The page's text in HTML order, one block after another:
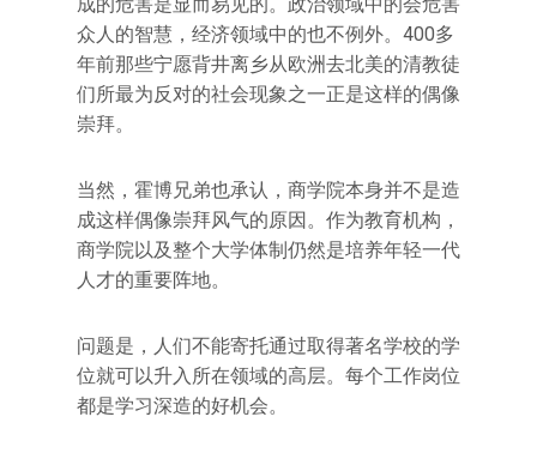
众人的智慧，经济领域中的也不例外。400多
年前那些宁愿背井离乡从欧洲去北美的清教徒
们所最为反对的社会现象之一正是这样的偶像
崇拜。
当然，霍博兄弟也承认，商学院本身并不是造
成这样偶像崇拜风气的原因。作为教育机构，
商学院以及整个大学体制仍然是培养年轻一代
人才的重要阵地。
问题是，人们不能寄托通过取得著名学校的学
位就可以升入所在领域的高层。每个工作岗位
都是学习深造的好机会。